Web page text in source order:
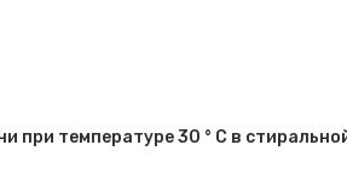
при температуре 30 ° C в